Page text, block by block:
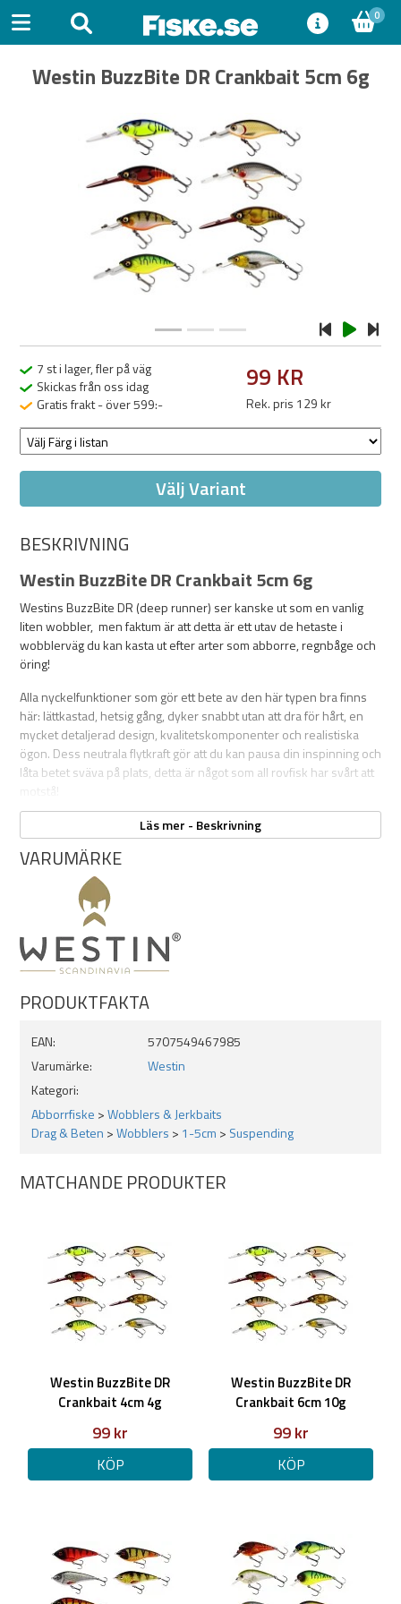
0
Westin BuzzBite DR Crankbait 5cm 6g
7 st i lager, fler på väg
Skickas från oss idag
Gratis frakt - över 599:-
99 KR
Rek. pris 129 kr
Välj Variant
BESKRIVNING
Westin BuzzBite DR Crankbait 5cm 6g
Westins BuzzBite DR (deep runner) ser kanske ut som en vanlig
liten wobbler, men faktum är att detta är ett utav de hetaste i
wobblerväg du kan kasta ut efter arter som abborre, regnbåge och
öring!
Alla nyckelfunktioner som gör ett bete av den här typen bra finns
här: lättkastad, hetsig gång, dyker snabbt utan att dra för hårt, en
mycket detaljerad design, kvalitetskomponenter och realistiska
ögon. Dess neutrala flytkraft gör att du kan pausa din inspinning och
låta betet sväva på plats, detta är något som all rovfisk har svårt att
Buzzbite simmar med en högfrekvent gång som bidrar till
OBS! Se bild 2 för färgkarta med text
Egenskaper:
Material: ABS-plast
Blyfri
Sylvassa carbon steel krokar
Realistiska ögon
Detaljerade handmålade färger
Djupgående: 1-2,5 m
Läs mer - Beskrivning
VARUMÄRKE
PRODUKTFAKTA
EAN:
5707549467985
Varumärke:
Westin
Kategori:
Abborrfiske >Wobblers & Jerkbaits
Drag & Beten >Wobblers > 1-5cm > Suspending
MATCHANDE PRODUKTER
Westin BuzzBite DR
Crankbait 4cm 4g
99 kr
KÖP
Westin BuzzBite DR
Crankbait 6cm 10g
99 kr
KÖP